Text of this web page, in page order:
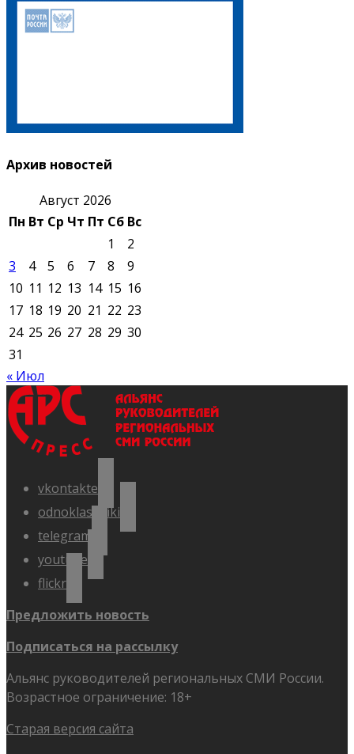
Архив новостей
Август 2026
Пн Вт Ср Чт Пт Сб Вс
1
2
3
4 5 6 7 8
9
10 11 12 13 14 15 16
17 18 19 20 21 22 23
24 25 26 27 28 29 30
31
« Июл
vkontakte
odnoklassniki
telegram
youtube
flickr
Предложить новость
Подписаться на рассылку
Альянс руководителей региональных СМИ России.
Возрастное ограничение: 18+
Старая версия сайта